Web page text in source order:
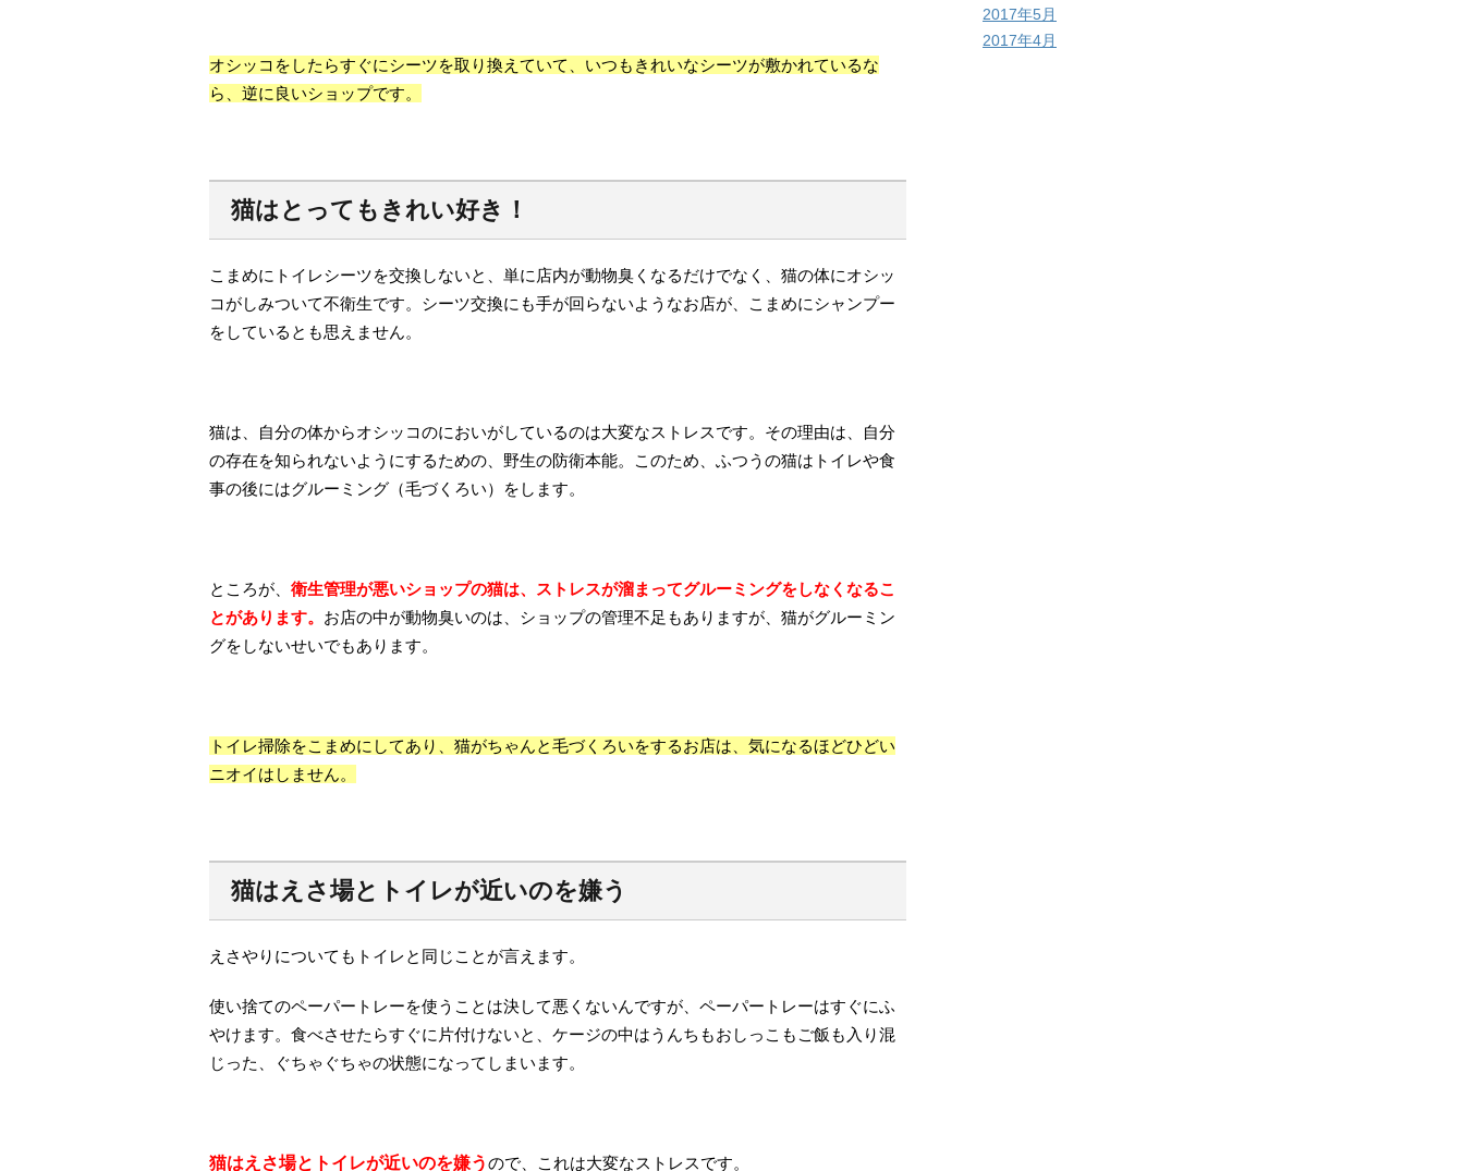
オシッコをしたらすぐにシーツを取り換えていて、いつもきれいなシーツが敷かれているな
ら、逆に良いショップです。
猫はとってもきれい好き！
こまめにトイレシーツを交換しないと、単に店内が動物臭くなるだけでなく、猫の体にオシッ
コがしみついて不衛生です。シーツ交換にも手が回らないようなお店が、こまめにシャンプー
をしているとも思えません。
猫は、自分の体からオシッコのにおいがしているのは大変なストレスです。その理由は、自分
の存在を知られないようにするための、野生の防衛本能。このため、ふつうの猫はトイレや食
事の後にはグルーミング（毛づくろい）をします。
ところが、 衛生管理が悪いショップの猫は、ストレスが溜まってグルーミングをしなくなるこ
とがあります。 お店の中が動物臭いのは、ショップの管理不足もありますが、猫がグルーミン
グをしないせいでもあります。
トイレ掃除をこまめにしてあり、猫がちゃんと毛づくろいをするお店は、気になるほどひどい
ニオイはしません。
猫はえさ場とトイレが近いのを嫌う
えさやりについてもトイレと同じことが言えます。
使い捨てのペーパートレーを使うことは決して悪くないんですが、ペーパートレーはすぐにふ
やけます。食べさせたらすぐに片付けないと、ケージの中はうんちもおしっこもご飯も入り混
じった、ぐちゃぐちゃの状態になってしまいます。
猫はえさ場とトイレが近いのを嫌うので、これは大変なストレスです。
2017年5月
2017年4月